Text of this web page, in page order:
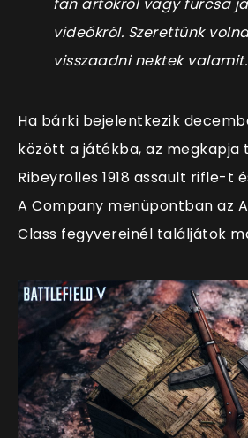
fan artokról vagy furcsa
videókról. Szerettünk
visszaadni nektek
Ha bárki bejelentkezik
között a játékba, az megkapja
Ribeyrolles 1918 assault rifle-t
A Company menüpontban az
Class fegyvereinél találjátok